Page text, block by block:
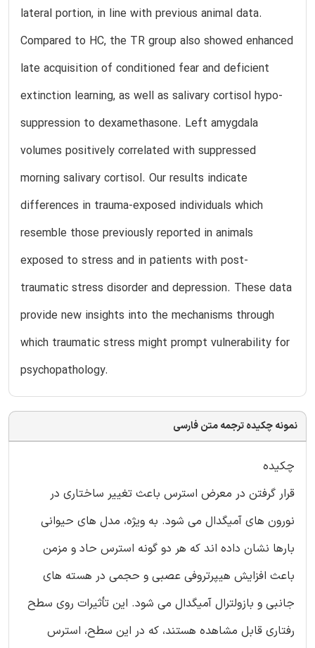
lateral portion, in line with previous animal data.
Compared to HC, the TR group also showed enhanced
late acquisition of conditioned fear and deficient
extinction learning, as well as salivary cortisol hypo-
suppression to dexamethasone. Left amygdala
volumes positively correlated with suppressed
morning salivary cortisol. Our results indicate
differences in trauma-exposed individuals which
resemble those previously reported in animals
exposed to stress and in patients with post-
traumatic stress disorder and depression. These data
provide new insights into the mechanisms through
which traumatic stress might prompt vulnerability for
psychopathology.
نمونه چکیده ترجمه متن فارسی
چکیده
قرار گرفتن در معرض استرس باعث تغییر ساختاری در
نورون های آمیگدال می شود. به ویژه، مدل های حیوانی
بارها نشان داده اند که هر دو گونه استرس حاد و مزمن
باعث افزایش هیپرتروفی عصبی و حجمی در هسته های
جانبی و بازولترال آمیگدال می شود. این تأثیرات روی سطح
رفتاری قابل مشاهده هستند، که در این سطح، استرس